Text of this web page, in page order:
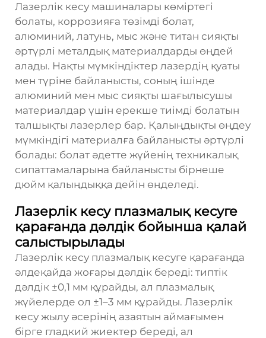
Лазерлік кесу машиналары көміртегі
болаты, коррозияға төзімді болат,
алюминий, латунь, мыс және титан сияқты
әртүрлі металдық материалдарды өңдей
алады. Нақты мүмкіндіктер лазердің қуаты
мен түріне байланысты, соның ішінде
алюминий мен мыс сияқты шағылысушы
материалдар үшін ерекше тиімді болатын
талшықты лазерлер бар. Қалыңдықты өңдеу
мүмкіндігі материалға байланысты әртүрлі
болады: болат әдетте жүйенің техникалық
сипаттамаларына байланысты бірнеше
дюйм қалыңдыққа дейін өңделеді.
Лазерлік кесу плазмалық кесуге
қарағанда дәлдік бойынша қалай
салыстырылады
Лазерлік кесу плазмалық кесуге қарағанда
әлдеқайда жоғары дәлдік береді: типтік
дәлдік ±0,1 мм құрайды, ал плазмалық
жүйелерде ол ±1–3 мм құрайды. Лазерлік
кесу жылу әсерінің азаятын аймағымен
бірге гладкий жиектер береді, ал